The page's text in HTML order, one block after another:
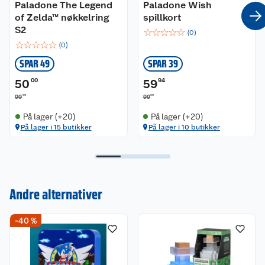
Paladone The Legend
of Zelda™ nøkkelring
S2
☆☆☆☆☆ (0)
SPAR 49
50 00
9990
På lager (+20)
På lager i 15 butikker
Paladone Wish
spillkort
☆☆☆☆☆ (0)
SPAR 39
5994
9990
På lager (+20)
På lager i 10 butikker
Andre alternativer
-40 %
Om oss
Nyheter
Kundeservice
Kontakt oss
Angre- og returrett